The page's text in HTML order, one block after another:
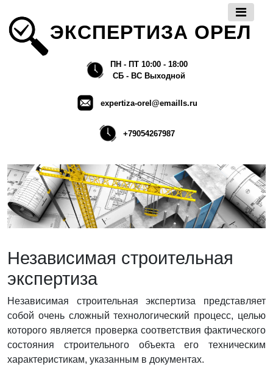
ЭКСПЕРТИЗА ОРЕЛ
ПН - ПТ 10:00 - 18:00
СБ - ВС Выходной
expertiza-orel@emaills.ru
+79054267987
Независимая строительная
экспертиза
Независимая строительная экспертиза представляет
собой очень сложный технологический процесс, целью
которого является проверка соответствия фактического
состояния строительного объекта его техническим
характеристикам, указанным в документах.